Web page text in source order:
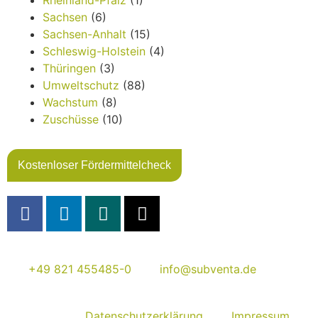
Sachsen (6)
Sachsen-Anhalt (15)
Schleswig-Holstein (4)
Thüringen (3)
Umweltschutz (88)
Wachstum (8)
Zuschüsse (10)
Kostenloser Fördermittelcheck
+49 821 455485-0 info@subventa.de